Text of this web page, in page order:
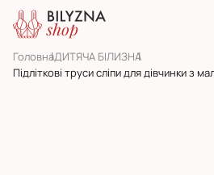
ГоловнаДИТЯЧА БІЛИЗНА
Підліткові труси сліпи для дівчинки з